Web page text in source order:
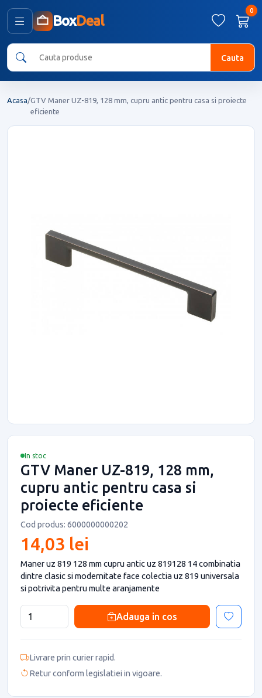
BoxDeal
0
Cauta
Acasa/GTV Maner UZ-819, 128 mm, cupru antic pentru casa si proiecte
eficiente
In stoc
GTV Maner UZ-819, 128 mm,
cupru antic pentru casa si
proiecte eficiente
Cod produs: 6000000000202
14,03 lei
Maner uz 819 128 mm cupru antic uz 819128 14 combinatia
dintre clasic si modernitate face colectia uz 819 universala
si potrivita pentru multe aranjamente
Adauga in cos
Livrare prin curier rapid.
Retur conform legislatiei in vigoare.